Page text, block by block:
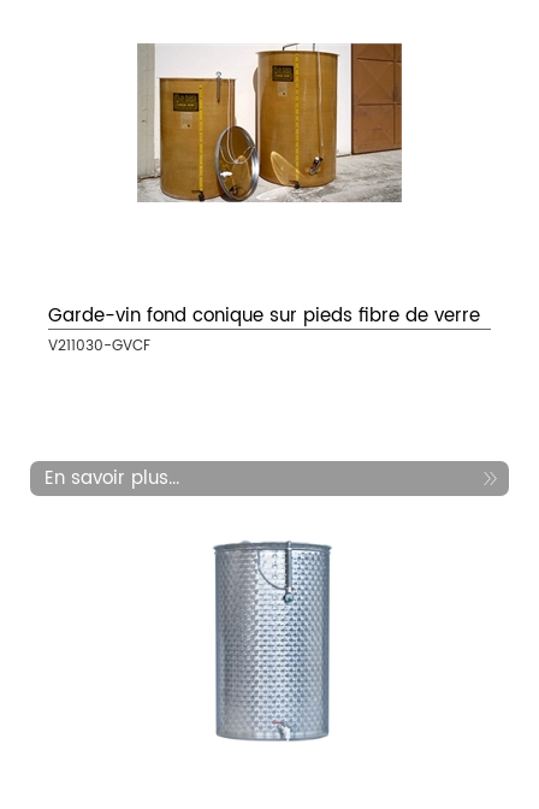
Garde-vin fond conique sur pieds fibre de verre
V211030-GVCF
En savoir plus...